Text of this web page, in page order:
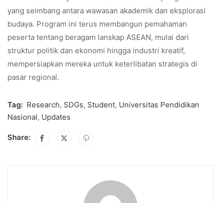
yang seimbang antara wawasan akademik dan eksplorasi
budaya. Program ini terus membangun pemahaman
peserta tentang beragam lanskap ASEAN, mulai dari
struktur politik dan ekonomi hingga industri kreatif,
mempersiapkan mereka untuk keterlibatan strategis di
pasar regional.
Tag: Research, SDGs, Student, Universitas Pendidikan
Nasional, Updates
Share: